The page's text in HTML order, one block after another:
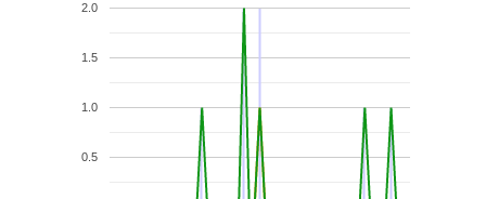
0.5
1.0
1.5
2.0